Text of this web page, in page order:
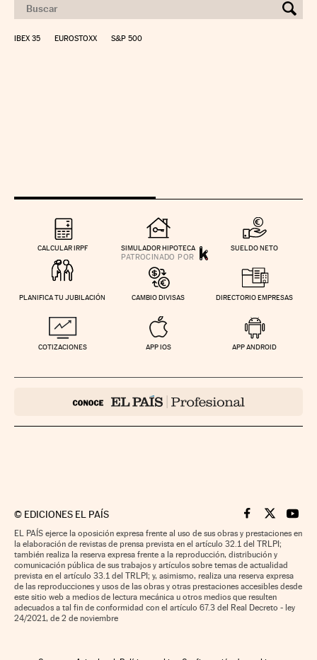
IBEX 35 EUROSTOXX S&P 500
CALCULAR IRPF SIMULADOR HIPOTECA SUELDO NETO
PLANIFICA TU JUBILACIÓN CAMBIO DIVISAS DIRECTORIO EMPRESAS
COTIZACIONES APP IOS APP ANDROID
© EDICIONES EL PAÍS Cinco Días en
Cinco Días
Cinco
EL PAÍS ejerce la oposición expresa frente al uso de sus obras y prestaciones en
la elaboración de revistas de prensa prevista en el artículo 32.1 del TRLPI;
también realiza la reserva expresa frente a la reproducción, distribución y
comunicación pública de sus trabajos y artículos sobre temas de actualidad
prevista en el artículo 33.1 del TRLPI; y, asimismo, realiza una reserva expresa
de las reproducciones y usos de las obras y otras prestaciones accesibles desde
este sitio web a medios de lectura mecánica u otros medios que resulten
adecuados a tal fin de conformidad con el artículo 67.3 del Real Decreto - ley
24/2021, de 2 de noviembre